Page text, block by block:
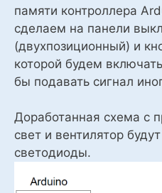
памяти контроллера
сделаем на панели
(двухпозиционный) и
которой будем
бы подавать сигнал
Доработанная схема с
свет и вентилятор
светодиоды.